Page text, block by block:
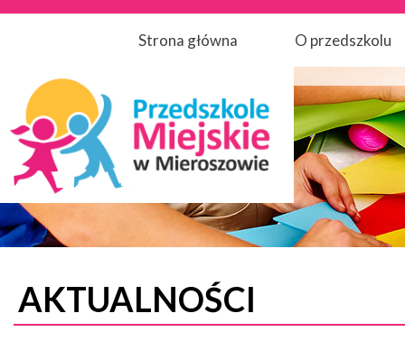
Strona główna O przedszkolu
AKTUALNOŚCI